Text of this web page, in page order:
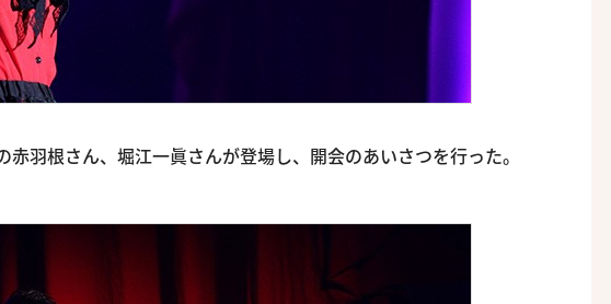
羽根さん、堀江一眞さんが登場し、開会のあいさつを行った。